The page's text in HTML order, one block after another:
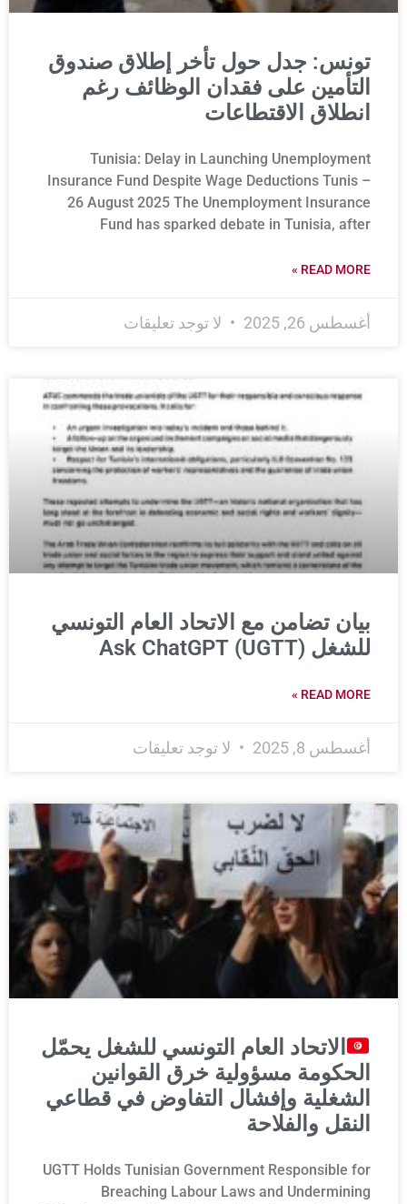
تونس: جدل حول تأخر إطلاق صندوق
التأمين على فقدان الوظائف رغم
انطلاق الاقتطاعات
Tunisia: Delay in Launching Unemployment
Insurance Fund Despite Wage Deductions Tunis –
26 August 2025 The Unemployment Insurance
Fund has sparked debate in Tunisia, after
READ MORE »
أغسطس 26, 2025 لا توجد تعليقات
بيان تضامن مع الاتحاد العام التونسي
للشغل (UGTT) Ask ChatGPT
READ MORE »
أغسطس 8, 2025 لا توجد تعليقات
الاتحاد العام التونسي للشغل يحمّل
الحكومة مسؤولية خرق القوانين
الشغلية وإفشال التفاوض في قطاعي
النقل والفلاحة
UGTT Holds Tunisian Government Responsible for
Breaching Labour Laws and Undermining